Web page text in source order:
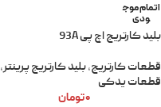
اتمام موج
ودی
بلید کارتریج اچ پی 93A
قطعات کارتریج,بلید کارتریج پرینتر,
قطعات یدکی
۰تومان